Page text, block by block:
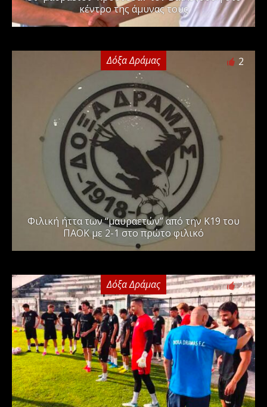
κέντρο της άμυνας τους
Δόξα Δράμας 2
Φιλική ήττα των “μαυραετών” από την Κ19 του
ΠΑΟΚ με 2-1 στο πρώτο φιλικό
Δόξα Δράμας 2